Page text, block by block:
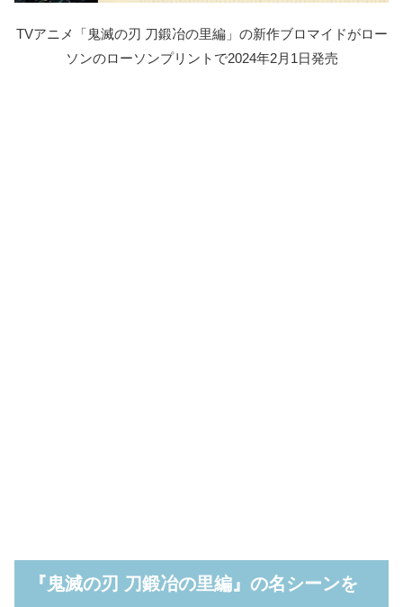
TVアニメ「鬼滅の刃 刀鍛冶の里編」の新作ブロマイドがロー
ソンのローソンプリントで2024年2月1日発売
『鬼滅の刃 刀鍛冶の里編』の名シーンを